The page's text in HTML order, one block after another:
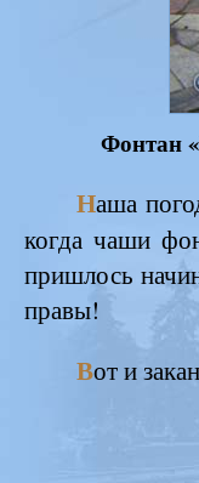
Фонтан
Наша
когда чаши
пришлось
правы!
Вот и